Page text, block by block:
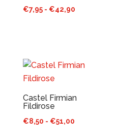
€7,95 - €42,90Prijsklasse:
Castel Firmian
Fildirose
€8,50 - €51,00Prijsklasse: